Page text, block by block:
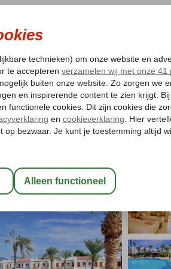
ZOMER 2026 ZONVAKANTIE
Laagsteprijsgarantie* Gratis annuleren*
Hotel